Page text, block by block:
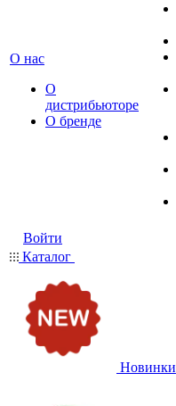
О нас
О
дистрибьюторе
О бренде
Войти
Каталог
Новинки